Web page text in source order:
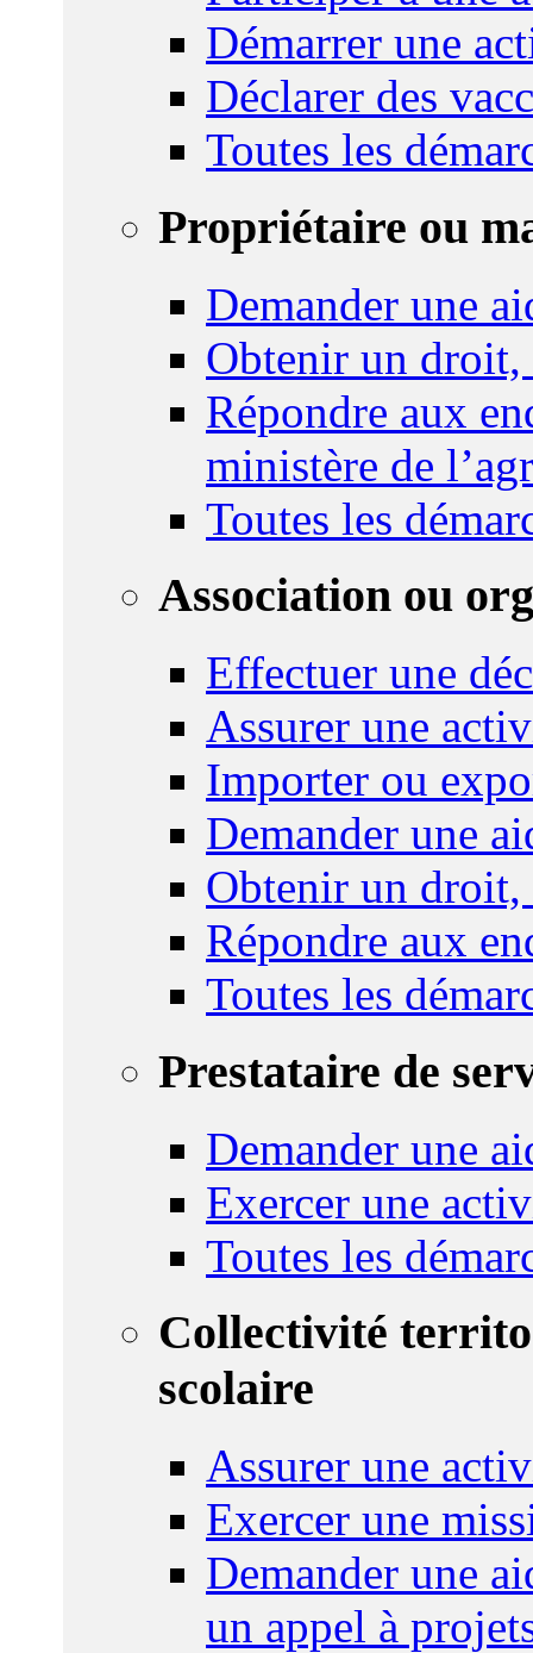
Démarrer une
Déclarer des
Toutes les
Propriétaire ou
Demander une
Obtenir un droit,
Répondre aux
ministère de
Toutes les
Association ou
Effectuer une
Assurer une
Importer ou
Demander une
Obtenir un droit,
Répondre aux
Toutes les
Prestataire de
Demander une
Exercer une
Toutes les
Collectivité
scolaire
Assurer une
Exercer une
Demander une
un appel à